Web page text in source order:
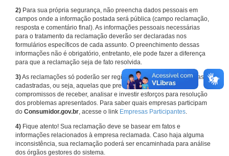
2) Para sua própria segurança, não preencha dados pessoais em
campos onde a informação postada será pública (campo reclamação,
resposta e comentário final). As informações pessoais necessárias
para o tratamento da reclamação deverão ser declaradas nos
formulários específicos de cada assunto. O preenchimento dessas
informações não é obrigatório, entretanto, ele pode fazer a diferença
para que a reclamação seja de fato resolvida.
3)As reclamações só poderão ser registradas em face de empresas
cadastradas, ou seja, aquelas que previamente assumiram
compromissos de receber, analisar e investir esforços para resolução
dos problemas apresentados. Para saber quais empresas participam
do Consumidor.gov.br, acesse o link Empresas Participantes.
4) Fique atento! Sua reclamação deve se basear em fatos e
informações relacionados à empresa reclamada. Caso haja alguma
inconsistência, sua reclamação poderá ser encaminhada para análise
dos órgãos gestores do sistema.